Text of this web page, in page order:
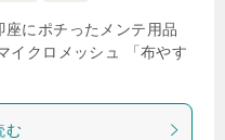
にポチったメンテ用品
イクロメッシュ 「布やす
む